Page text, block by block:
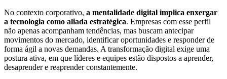
No contexto corporativo, a mentalidade digital implica enxergar
a tecnologia como aliada estratégica. Empresas com esse perfil
não apenas acompanham tendências, mas buscam antecipar
movimentos do mercado, identificar oportunidades e responder de
forma ágil a novas demandas. A transformação digital exige uma
postura ativa, em que líderes e equipes estão dispostos a aprender,
desaprender e reaprender constantemente.